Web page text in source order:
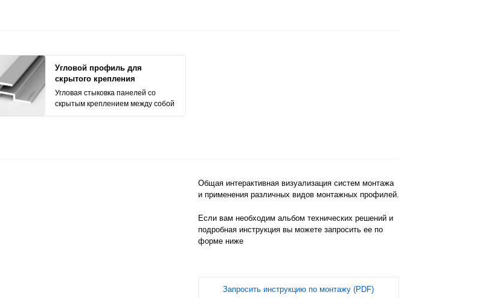
Угловой профиль для
скрытого крепления
Угловая стыковка панелей со
скрытым креплением между собой
Общая интерактивная визуализация систем монтажа
и применения различных видов монтажных профилей.
Если вам необходим альбом технических решений и
подробная инструкция вы можете запросить ее по
форме ниже
Запросить инструкцию по монтажу (PDF)